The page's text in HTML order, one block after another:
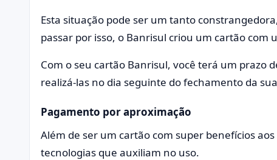
Esta situação pode ser um tanto
passar por isso, o Banrisul criou um cartão
Com o seu cartão Banrisul, você terá um prazo
realizá-las no dia seguinte do fechamento da
Pagamento por aproximação
Além de ser um cartão com super benefícios
tecnologias que auxiliam no uso.